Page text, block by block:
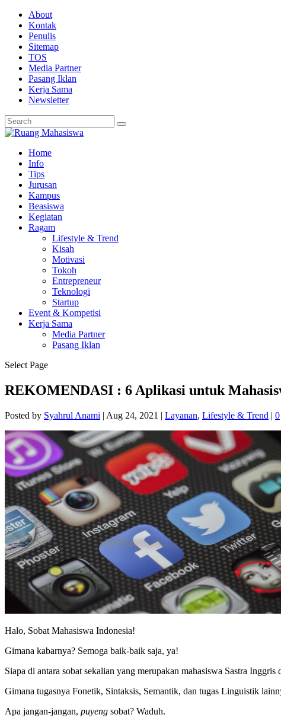
About
Kontak
Penulis
Sitemap
TOS
Media Partner
Pasang Iklan
Kerja Sama
Newsletter
Home
Info
Tips
Jurusan
Kampus
Beasiswa
Kegiatan
Ragam
Lifestyle & Trend
Kisah
Motivasi
Tokoh
Entrepreneur
Teknologi
Startup
Event & Kompetisi
Kerja Sama
Media Partner
Pasang Iklan
Select Page
REKOMENDASI : 6 Aplikasi untuk
Posted by Syahrul Anami | Aug 24, 2021 | Layanan, Lifestyle & Trend | 0
Halo, Sobat Mahasiswa Indonesia!
Gimana kabarnya? Semoga baik-baik saja, ya!
Siapa di antara sobat sekalian yang merupakan mahasiswa Sastra
Gimana tugasnya Fonetik, Sintaksis, Semantik, dan tugas Linguistik
Apa jangan-jangan, puyeng sobat? Waduh.